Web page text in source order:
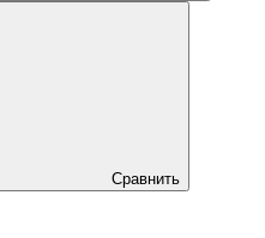
Сравнить